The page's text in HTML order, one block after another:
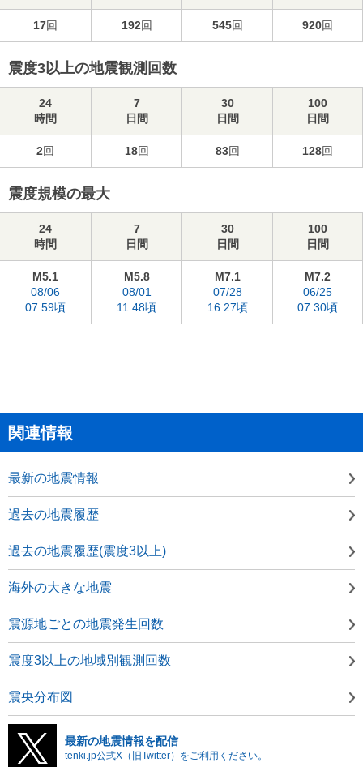
17回 192回 545回 920回
震度3以上の地震観測回数
24
時間
7
日間
30
日間
100
日間
2回 18回 83回 128回
震度規模の最大
24
時間
7
日間
30
日間
100
日間
M5.1
08/06
07:59頃
M5.8
08/01
11:48頃
M7.1
07/28
16:27頃
M7.2
06/25
07:30頃
関連情報
最新の地震情報
過去の地震履歴
過去の地震履歴(震度3以上)
海外の大きな地震
震源地ごとの地震発生回数
震度3以上の地域別観測回数
震央分布図
最新の地震情報を配信
tenki.jp公式X（旧Twitter）をご利用ください。